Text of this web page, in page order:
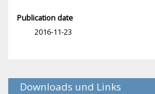
Publication date
2016-11-23
Downloads und Links